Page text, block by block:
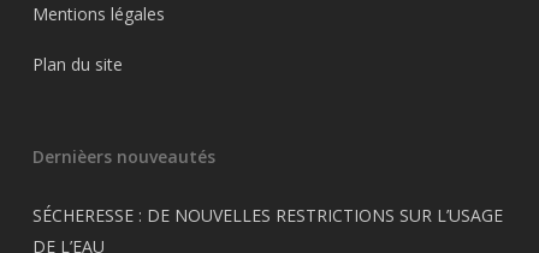
Mentions légales
Plan du site
Dernièers nouveautés
SÉCHERESSE : DE NOUVELLES RESTRICTIONS SUR L’USAGE
DE L’EAU